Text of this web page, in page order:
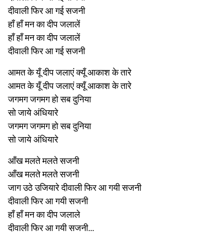
दीवाली फिर आ गई सजनी
हाँ हाँ मन का दीप जलालें
हाँ हाँ मन का दीप जलालें
दीवाली फिर आ गई सजनी
आमत के यूँ दीप जलाएं क्यूँ आकाश के तारे
आमत के यूँ दीप जलाएं क्यूँ आकाश के तारे
जगमग जगमग हो सब दुनिया
सो जाये अंधियारे
जगमग जगमग हो सब दुनिया
सो जाये अंधियारे
आँख मलते मलते सजनी
आँख मलते मलते सजनी
जाग उठे उजियारे दीवाली फिर आ गयी सजनी
दीवाली फिर आ गयी सजनी
हाँ हाँ मन का दीप जलाले
दीवाली फिर आ गयी सजनी...